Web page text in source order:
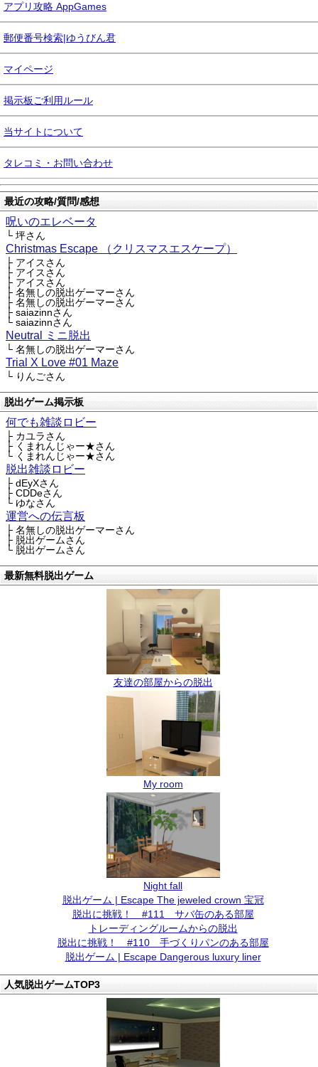
アプリ攻略 AppGames
郵便番号検索|ゆうびん君
マイページ
掲示板ご利用ルール
当サイトについて
タレコミ・お問い合わせ
最近の攻略/質問/感想
呪いのエレベータ
└ 坪さん
Christmas Escape （クリスマスエスケープ）
├ アイスさん
├ アイスさん
├ アイスさん
├ 名無しの脱出ゲーマーさん
├ 名無しの脱出ゲーマーさん
├ saiazinnさん
└ saiazinnさん
Neutral ミニ脱出
└ 名無しの脱出ゲーマーさん
Trial X Love #01 Maze
└ りんごさん
脱出ゲーム掲示板
何でも雑談ロビー
├ カユラさん
├ くまれんじゃー★さん
└ くまれんじゃー★さん
脱出雑談ロビー
├ dEyXさん
├ CDDeさん
└ ゆなさん
運営への伝言板
├ 名無しの脱出ゲーマーさん
├ 脱出ゲームさん
└ 脱出ゲームさん
最新無料脱出ゲーム
友達の部屋からの脱出
My room
Night fall
脱出ゲーム | Escape The jeweled crown 宝冠
脱出に挑戦！ #111 サバ缶のある部屋
トレーディングルームからの脱出
脱出に挑戦！ #110 手づくりパンのある部屋
脱出ゲーム | Escape Dangerous luxury liner
人気脱出ゲームTOP3